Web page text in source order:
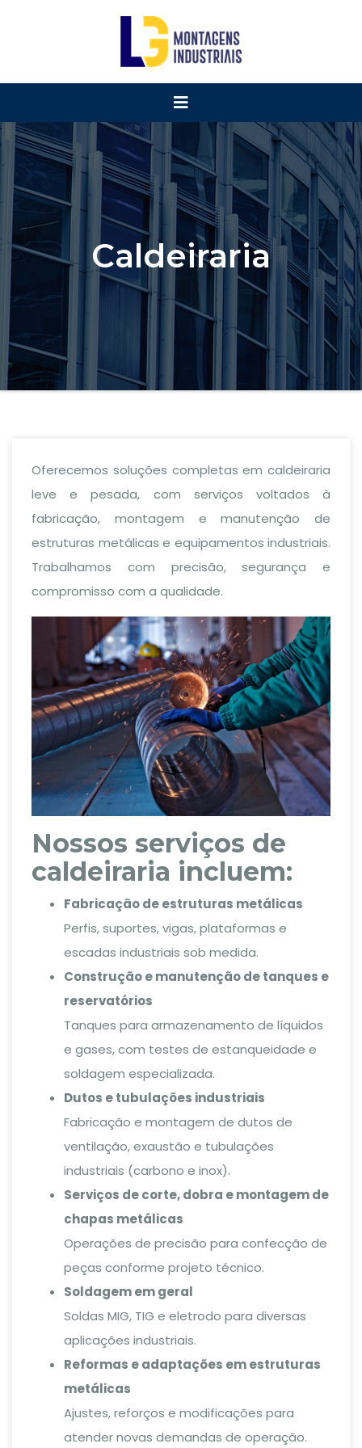
Caldeiraria
Oferecemos soluções completas em caldeiraria
leve e pesada, com serviços voltados à
fabricação, montagem e manutenção de
estruturas metálicas e equipamentos industriais.
Trabalhamos com precisão, segurança e
compromisso com a qualidade.
Nossos serviços de
caldeiraria incluem:
Fabricação de estruturas metálicas
Perfis, suportes, vigas, plataformas e
escadas industriais sob medida.
Construção e manutenção de tanques e
reservatórios
Tanques para armazenamento de líquidos
e gases, com testes de estanqueidade e
soldagem especializada.
Dutos e tubulações industriais
Fabricação e montagem de dutos de
ventilação, exaustão e tubulações
industriais (carbono e inox).
Serviços de corte, dobra e montagem de
chapas metálicas
Operações de precisão para confecção de
peças conforme projeto técnico.
Soldagem em geral
Soldas MIG, TIG e eletrodo para diversas
aplicações industriais.
Reformas e adaptações em estruturas
metálicas
Ajustes, reforços e modificações para
atender novas demandas de operação.